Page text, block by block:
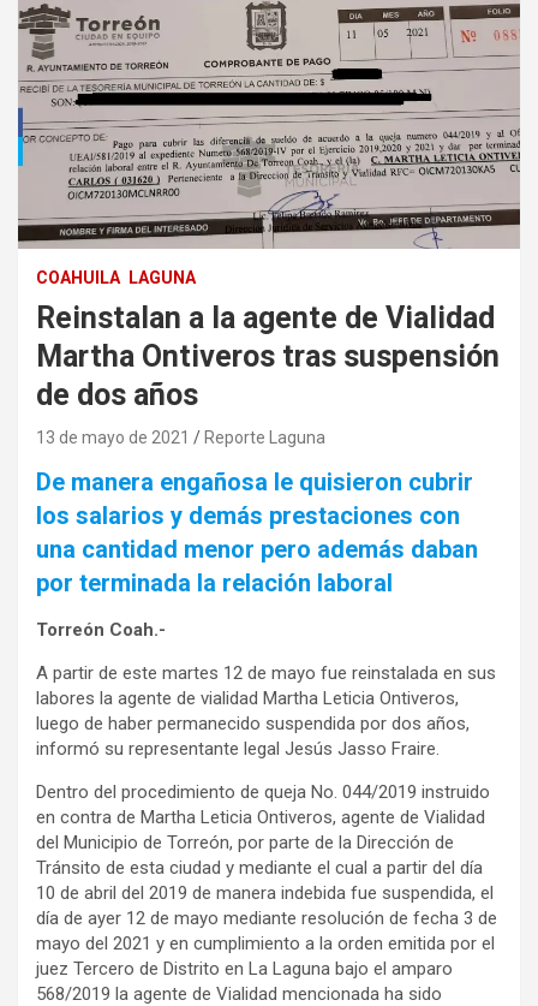
COAHUILA LAGUNA
Reinstalan a la agente de Vialidad
Martha Ontiveros tras suspensión
de dos años
13 de mayo de 2021 Reporte Laguna
De manera engañosa le quisieron cubrir
los salarios y demás prestaciones con
una cantidad menor pero además daban
por terminada la relación laboral
Torreón Coah.-
A partir de este martes 12 de mayo fue reinstalada en sus
labores la agente de vialidad Martha Leticia Ontiveros,
luego de haber permanecido suspendida por dos años,
informó su representante legal Jesús Jasso Fraire.
Dentro del procedimiento de queja No. 044/2019 instruido
en contra de Martha Leticia Ontiveros, agente de Vialidad
del Municipio de Torreón, por parte de la Dirección de
Tránsito de esta ciudad y mediante el cual a partir del día
10 de abril del 2019 de manera indebida fue suspendida, el
día de ayer 12 de mayo mediante resolución de fecha 3 de
mayo del 2021 y en cumplimiento a la orden emitida por el
juez Tercero de Distrito en La Laguna bajo el amparo
568/2019 la agente de Vialidad mencionada ha sido